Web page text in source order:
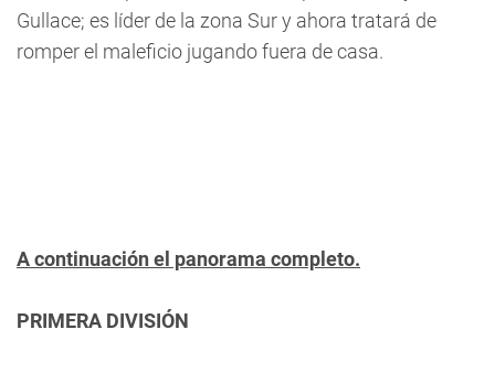
Gullace; es líder de la zona Sur y ahora tratará de
romper el maleficio jugando fuera de casa.
A continuación el panorama completo.
PRIMERA DIVISIÓN